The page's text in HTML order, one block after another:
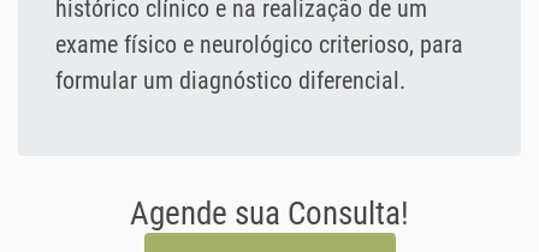
histórico clínico e na realização de um
exame físico e neurológico criterioso, para
formular um diagnóstico diferencial.
Agende sua Consulta!